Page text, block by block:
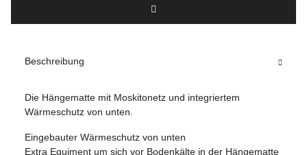
Beschreibung
Die Hängematte mit Moskitonetz und integriertem
Wärmeschutz von unten.
Eingebauter Wärmeschutz von unten
Extra Equiment um sich vor Bodenkälte in der Hängematte